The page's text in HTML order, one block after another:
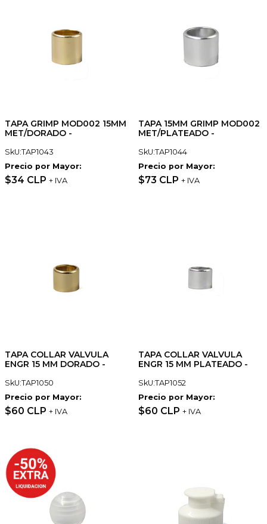
TAPA GRIMP MOD002 15MM
MET/DORADO -
SkU:TAP1043
Precio por Mayor:
$34 CLP + IVA
TAPA 15MM GRIMP MOD002
MET/PLATEADO -
SkU:TAP1044
Precio por Mayor:
$73 CLP + IVA
TAPA COLLAR VALVULA
ENGR 15 MM DORADO -
SkU:TAP1050
Precio por Mayor:
$60 CLP + IVA
TAPA COLLAR VALVULA
ENGR 15 MM PLATEADO -
SkU:TAP1052
Precio por Mayor:
$60 CLP + IVA